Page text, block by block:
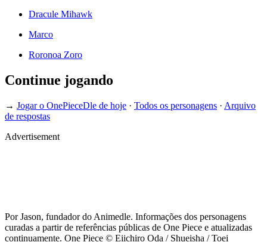
Dracule Mihawk
Marco
Roronoa Zoro
Continue jogando
→ Jogar o OnePieceDle de hoje · Todos os personagens · Arquivo
de respostas
Advertisement
Por Jason, fundador do Animedle. Informações dos personagens
curadas a partir de referências públicas de One Piece e atualizadas
continuamente. One Piece © Eiichiro Oda / Shueisha / Toei